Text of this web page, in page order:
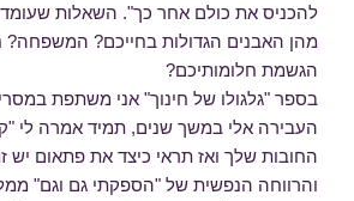
להכניס את כולם אחר כך". השאלות
מהן האבנים הגדולות בחייכם? המשפחה?
הגשמת חלומותיכם?
בספר "גלגולו של חינוך" אני משתפת
העבירה אלי במשך שנים, תמיד אמרה לי
החובות שלך ואז תראי כיצד את פתאום יש
והרווחה הנפשית של "הספקתי גם וגם"